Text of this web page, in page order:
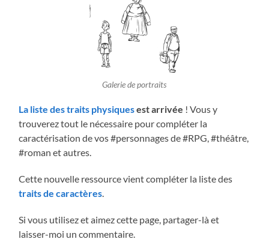
Galerie de portraits
La liste des traits physiquesest arrivée ! Vous y
trouverez tout le nécessaire pour compléter la
caractérisation de vos #personnages de #RPG, #théâtre,
#roman et autres.
Cette nouvelle ressource vient compléter la liste des
traits de caractères.
Si vous utilisez et aimez cette page, partager-là et
laisser-moi un commentaire.